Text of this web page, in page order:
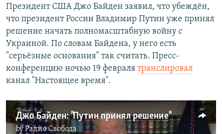
Все сайты РСЕ/РС
Президент США Джо Байден заявил, что убеждён,
что президент России Владимир Путин уже принял
решение начать полномасштабную войну с
Украиной. По словам Байдена, у него есть
"серьёзные основания" так считать. Пресс-
конференцию ночью 19 февраля транслировал
канал "Настоящее время".
Джо Байден: "Путин принял решение"
byРадио Свобода